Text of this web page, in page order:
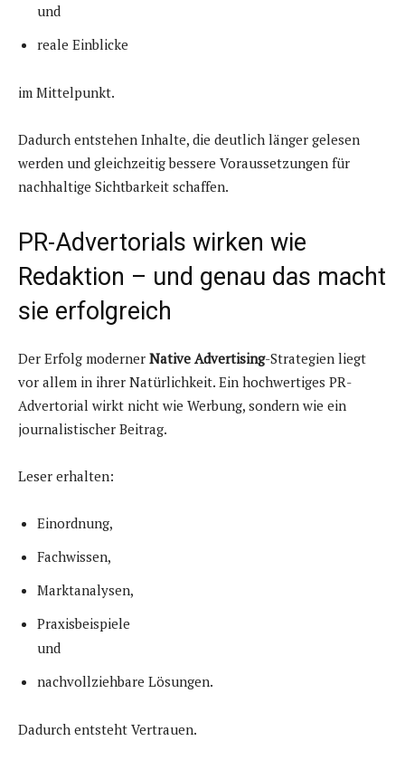
und
reale Einblicke
im Mittelpunkt.
Dadurch entstehen Inhalte, die deutlich länger gelesen
werden und gleichzeitig bessere Voraussetzungen für
nachhaltige Sichtbarkeit schaffen.
PR-Advertorials wirken wie
Redaktion – und genau das macht
sie erfolgreich
Der Erfolg moderner Native Advertising-Strategien liegt
vor allem in ihrer Natürlichkeit. Ein hochwertiges PR-
Advertorial wirkt nicht wie Werbung, sondern wie ein
journalistischer Beitrag.
Leser erhalten:
Einordnung,
Fachwissen,
Marktanalysen,
Praxisbeispiele
und
nachvollziehbare Lösungen.
Dadurch entsteht Vertrauen.